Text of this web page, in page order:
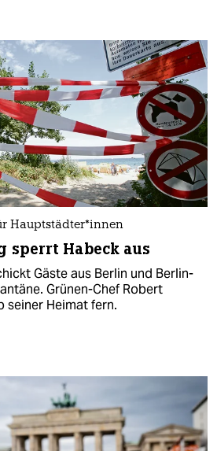
Hauptstädter*innen
sperrt Habeck aus
Gäste aus Berlin und Berlin-
Grünen-Chef Robert
seiner Heimat fern.